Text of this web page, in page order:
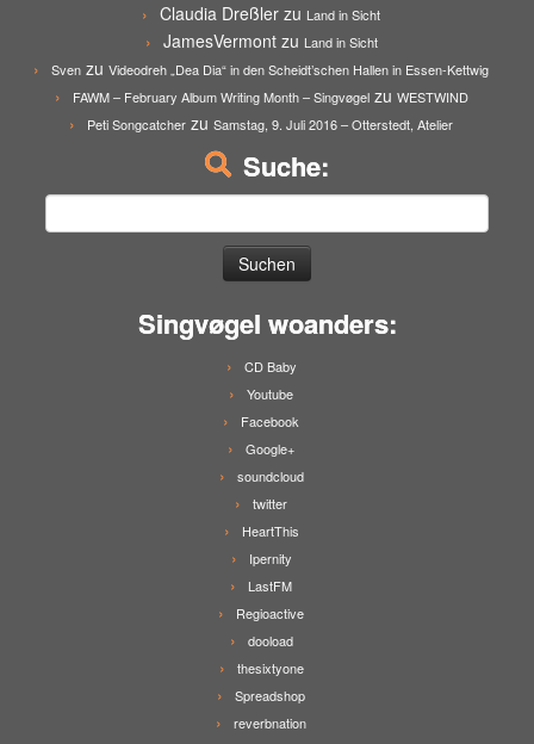
Claudia Dreßler zu Land in Sicht
JamesVermontzu Land in Sicht
Sven zu Videodreh „Dea Dia“ in den Scheidt’schen Hallen in Essen-Kettwig
FAWM – February Album Writing Month – Singvøgelzu WESTWIND
Peti Songcatcher zu Samstag, 9. Juli 2016 – Otterstedt, Atelier
Suche:
Singvøgel woanders:
CD Baby
Youtube
Facebook
Google+
soundcloud
twitter
HeartThis
Ipernity
LastFM
Regioactive
dooload
thesixtyone
Spreadshop
reverbnation